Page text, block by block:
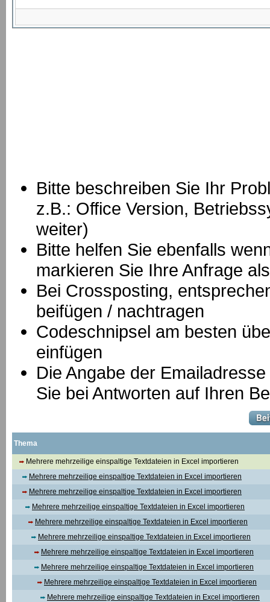
Bitte beschreiben Sie Ihr
z.B.: Office Version,
weiter)
Bitte helfen Sie ebenfalls
markieren Sie Ihre Anfrage
Bei Crossposting,
beifügen / nachtragen
Codeschnipsel am besten
einfügen
Die Angabe der
Sie bei Antworten auf Ihren
Thema
Mehrere mehrzeilige einspaltige Textdateien in Excel importieren
Mehrere mehrzeilige einspaltige Textdateien in Excel importieren
Mehrere mehrzeilige einspaltige Textdateien in Excel importieren
Mehrere mehrzeilige einspaltige Textdateien in Excel importieren
Mehrere mehrzeilige einspaltige Textdateien in Excel importieren
Mehrere mehrzeilige einspaltige Textdateien in Excel importieren
Mehrere mehrzeilige einspaltige Textdateien in Excel importieren
Mehrere mehrzeilige einspaltige Textdateien in Excel importieren
Mehrere mehrzeilige einspaltige Textdateien in Excel importieren
Mehrere mehrzeilige einspaltige Textdateien in Excel importieren